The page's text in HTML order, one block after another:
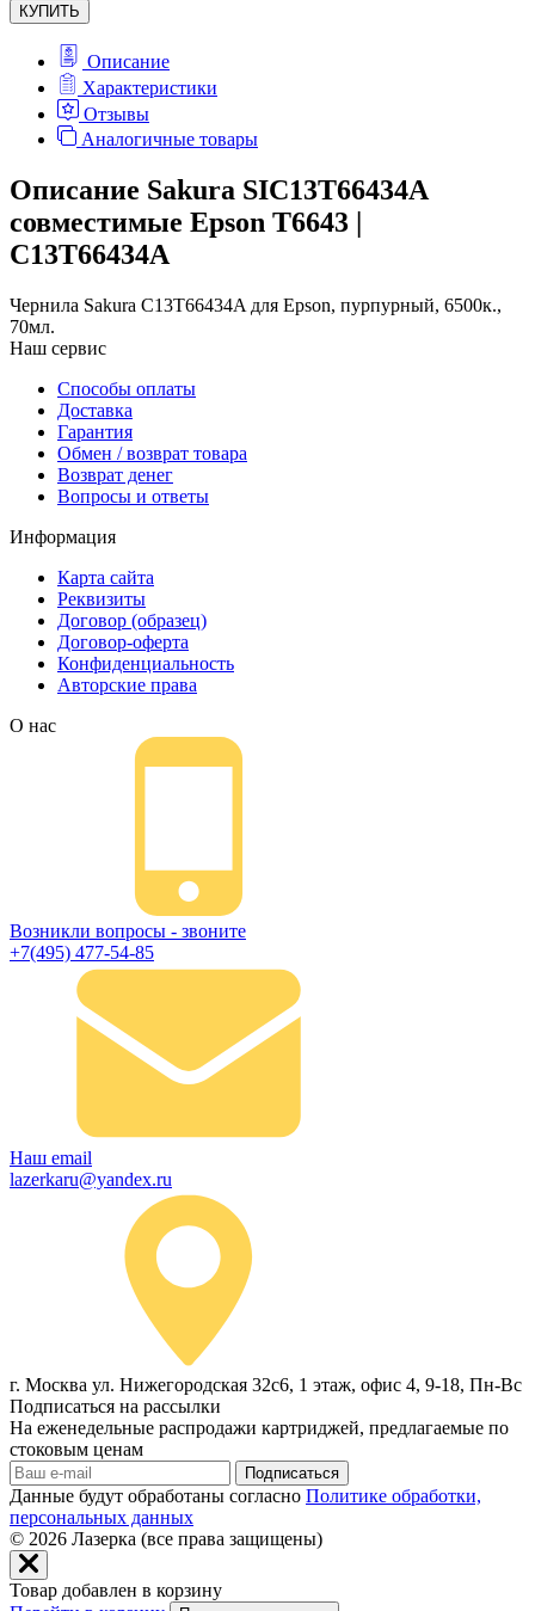
КУПИТЬ
Описание
Характеристики
Отзывы
Аналогичные товары
Описание Sakura SIC13T66434A
совместимые Epson T6643 |
C13T66434A
Чернила Sakura C13T66434A для Epson, пурпурный, 6500к.,
70мл.
Наш сервис
Способы оплаты
Доставка
Гарантия
Обмен / возврат товара
Возврат денег
Вопросы и ответы
Информация
Карта сайта
Реквизиты
Договор (образец)
Договор-оферта
Конфиденциальность
Авторские права
О нас
Возникли вопросы - звоните
+7(495) 477-54-85
Наш email
lazerkaru@yandex.ru
г. Москва ул. Нижегородская 32с6, 1 этаж, офис 4, 9-18, Пн-Вс
Подписаться на рассылки
На еженедельные распродажи картриджей, предлагаемые по
стоковым ценам
Подписаться
Данные будут обработаны согласно Политике обработки,
персональных данных
© 2026 Лазерка (все права защищены)
Товар добавлен в корзину